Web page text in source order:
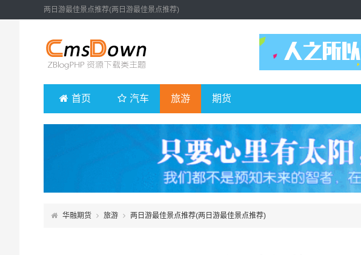
两日游最佳景点推荐(两日游最佳景点推荐)
首页 汽车 旅游 期货
华融期货 旅游 两日游最佳景点推荐(两日游最佳景点推荐)